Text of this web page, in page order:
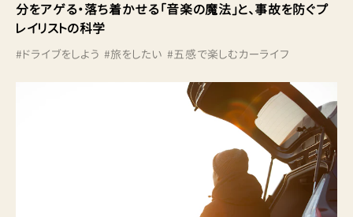
分をアゲる・落ち着かせる「音楽の魔法」と、事故を防ぐプ
レイリストの科学
#ドライブをしよう #旅をしたい #五感で楽しむカーライフ